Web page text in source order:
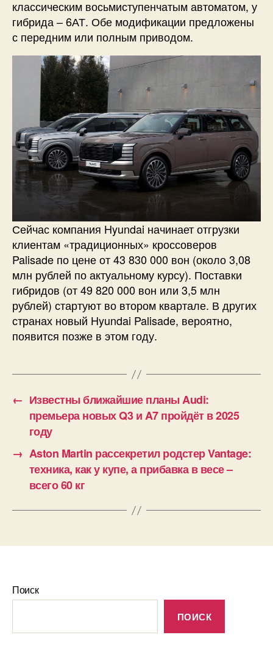
классическим восьмиступенчатым автоматом, у
гибрида – 6АТ. Обе модификации предложены
с передним или полным приводом.
Сейчас компания Hyundai начинает отгрузки
клиентам «традиционных» кроссоверов
Palisade по цене от 43 830 000 вон (около 3,08
млн рублей по актуальному курсу). Поставки
гибридов (от 49 820 000 вон или 3,5 млн
рублей) стартуют во втором квартале. В других
странах новый Hyundai Palisade, вероятно,
появится позже в этом году.
← Известны ближайшие планы Audi:
премьера новых Q3 и A7 пройдёт в 2025
году
→ Aston Martin рассекретил родстер Vantage:
техника, как у купе, а прибавка в весе –
всего 60 кг
Поиск
ПОИСК